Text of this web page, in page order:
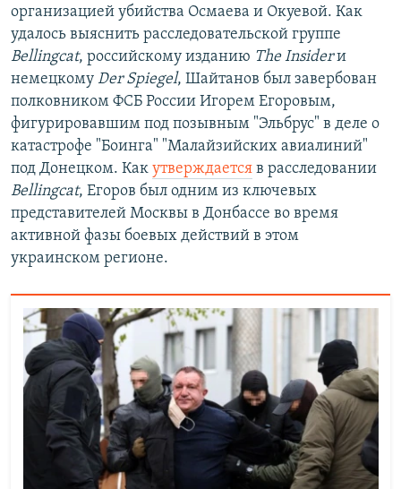
организацией убийства Осмаева и Окуевой. Как
удалось выяснить расследовательской группе
Bellingcat, российскому изданию The Insiderи
немецкому Der Spiegel, Шайтанов был завербован
полковником ФСБ России Игорем Егоровым,
фигурировавшим под позывным "Эльбрус" в деле о
катастрофе "Боинга" "Малайзийских авиалиний"
под Донецком. Как утверждается в расследовании
Bellingcat, Егоров был одним из ключевых
представителей Москвы в Донбассе во время
активной фазы боевых действий в этом
украинском регионе.